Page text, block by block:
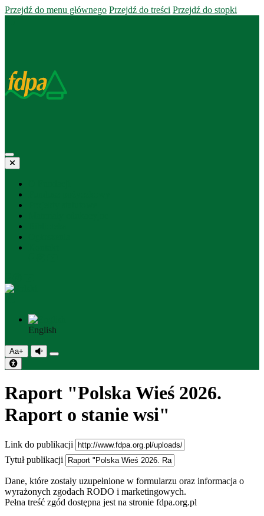
Przejdź do menu głównego Przejdź do treści Przejdź do stopki
English
Aa+
Raport "Polska Wieś 2026.
Raport o stanie wsi"
Link do publikacji
Tytuł publikacji
Dane, które zostały uzupełnione w formularzu oraz informacja o
wyrażonych zgodach RODO i marketingowych.
Pełna treść zgód dostępna jest na stronie fdpa.org.pl